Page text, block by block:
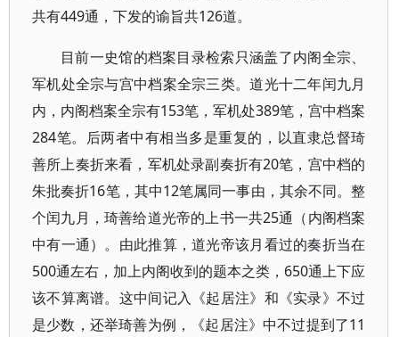
共有449通，下发的谕旨共126道。
目前一史馆的档案目录检索只涵盖了内阁全宗、
军机处全宗与宫中档案全宗三类。道光十二年闰九月
内，内阁档案全宗有153笔，军机处389笔，宫中档案
284笔。后两者中有相当多是重复的，以直隶总督琦
善所上奏折来看，军机处录副奏折有20笔，宫中档的
朱批奏折16笔，其中12笔属同一事由，其余不同。整
个闰九月，琦善给道光帝的上书一共25通（内阁档案
中有一通）。由此推算，道光帝该月看过的奏折当在
500通左右，加上内阁收到的题本之类，650通上下应
该不算离谱。这中间记入《起居注》和《实录》不过
是少数，还举琦善为例，《起居注》中不过提到了11